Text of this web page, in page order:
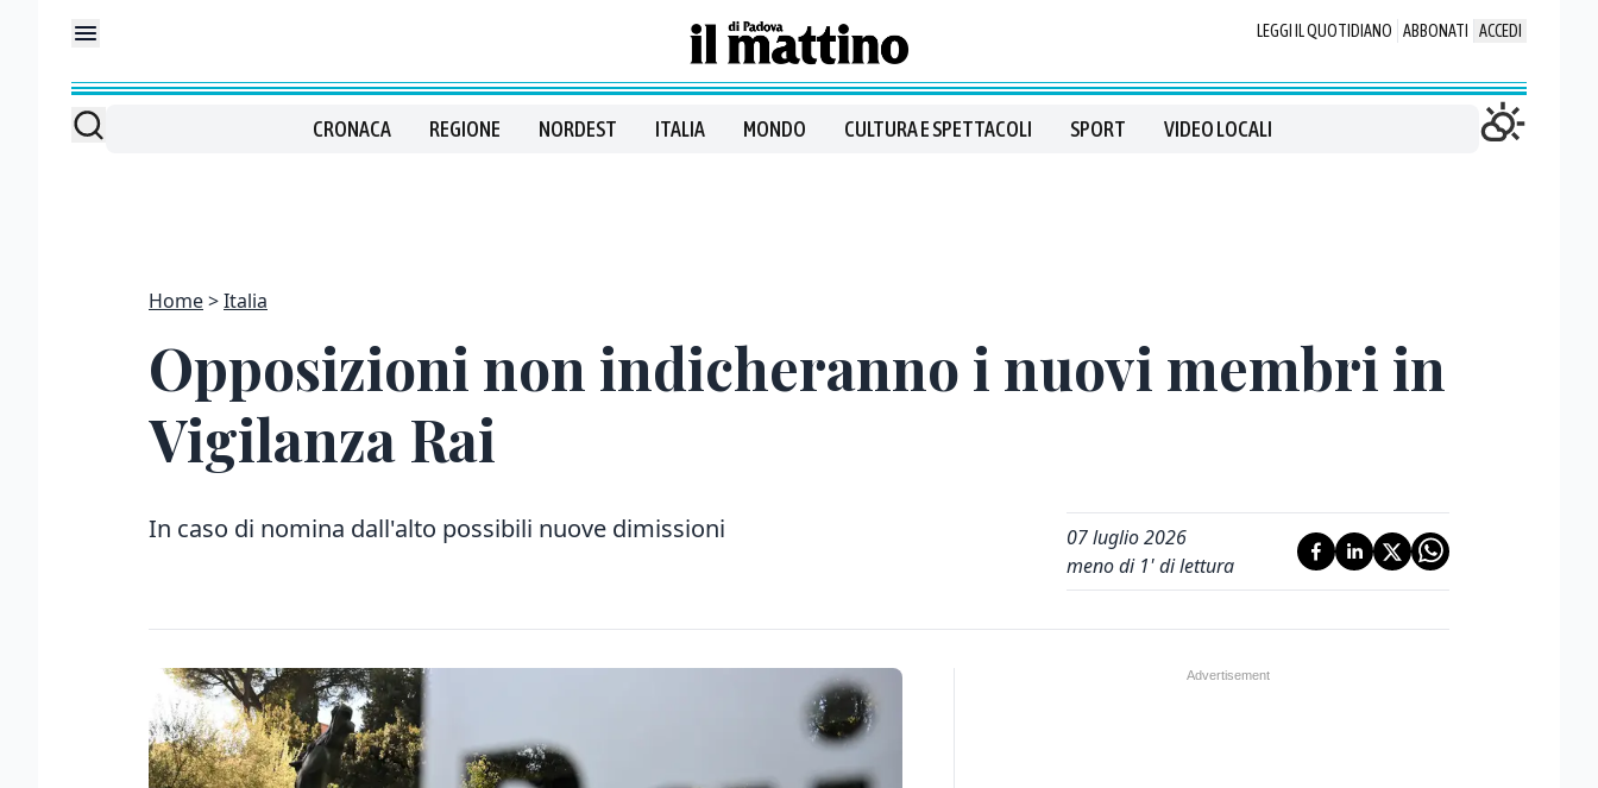
LEGGI IL QUOTIDIANO ABBONATI ACCEDI
CRONACA REGIONE NORDEST ITALIA MONDO CULTURA E SPETTACOLI SPORT VIDEO LOCALI
Home Italia
Opposizioni non indicheranno i nuovi membri in
Vigilanza Rai
In caso di nomina dall'alto possibili nuove dimissioni
07 luglio 2026
meno di 1' di lettura